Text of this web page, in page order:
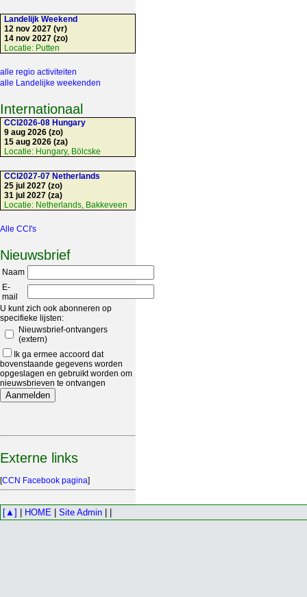
Landelijk Weekend
12 nov 2027 (vr)
14 nov 2027 (zo)
Locatie: Putten
alle regio activiteiten
alle Landelijke weekenden
Internationaal
CCI2026-08 Hungary
9 aug 2026 (zo)
15 aug 2026 (za)
Locatie: Hungary, Bölcske
CCI2027-07 Netherlands
25 jul 2027 (zo)
31 jul 2027 (za)
Locatie: Netherlands, Bakkeveen
Alle CCI's
Nieuwsbrief
Naam
E-
mail
U kunt zich ook abonneren op
specifieke lijsten:
Nieuwsbrief-ontvangers
(extern)
Ik ga ermee accoord dat
bovenstaande gegevens worden
opgeslagen en gebruikt worden om
nieuwsbrieven te ontvangen
Externe links
[CCN Facebook pagina]
[▲] HOME Site Admin